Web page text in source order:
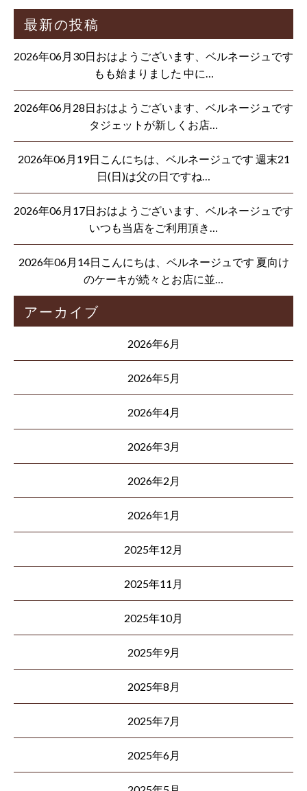
最新の投稿
2026年06月30日おはようございます、ベルネージュです
もも始まりました 中に…
2026年06月28日おはようございます、ベルネージュです
タジェットが新しくお店…
2026年06月19日こんにちは、ベルネージュです 週末21
日(日)は父の日ですね…
2026年06月17日おはようございます、ベルネージュです
いつも当店をご利用頂き…
2026年06月14日こんにちは、ベルネージュです 夏向け
のケーキが続々とお店に並…
アーカイブ
2026年6月
2026年5月
2026年4月
2026年3月
2026年2月
2026年1月
2025年12月
2025年11月
2025年10月
2025年9月
2025年8月
2025年7月
2025年6月